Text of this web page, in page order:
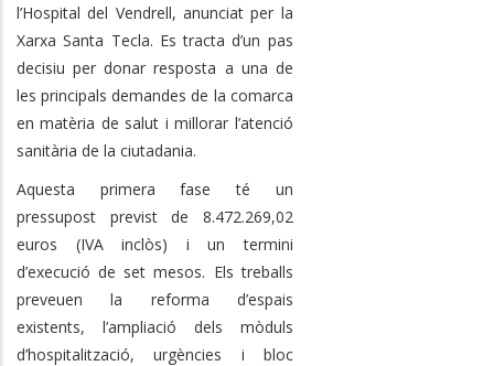
l’Hospital del Vendrell, anunciat per la
Xarxa Santa Tecla. Es tracta d’un pas
decisiu per donar resposta a una de
les principals demandes de la comarca
en matèria de salut i millorar l’atenció
sanitària de la ciutadania.
Aquesta primera fase té un
pressupost previst de 8.472.269,02
euros (IVA inclòs) i un termini
d’execució de set mesos. Els treballs
preveuen la reforma d’espais
existents, l’ampliació dels mòduls
d’hospitalització, urgències i bloc